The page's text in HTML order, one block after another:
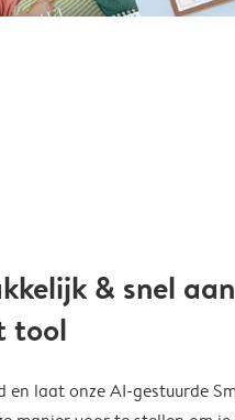
& snel
tool
en laat onze AI-gestuurde